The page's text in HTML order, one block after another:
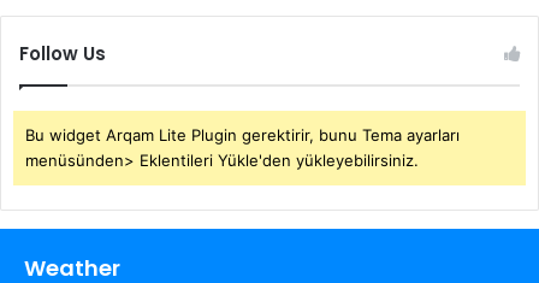
Follow Us
Bu widget Arqam Lite Plugin gerektirir, bunu Tema ayarları
menüsünden> Eklentileri Yükle'den yükleyebilirsiniz.
Weather